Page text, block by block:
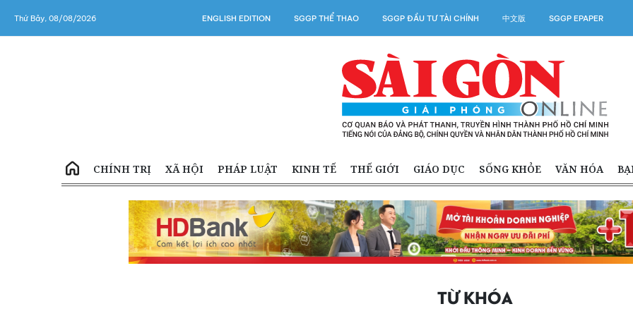
Thứ Bảy, 08/08/2026 ENGLISH EDITION SGGP THỂ THAO SGGP ĐẦU TƯ TÀI CHÍNH 中文版 SGGP EPAPER
CHÍNH TRỊ XÃ HỘI PHÁP LUẬT KINH TẾ THẾ GIỚI GIÁO DỤC SỐNG KHỎE VĂN HÓA
TỪ KHÓA